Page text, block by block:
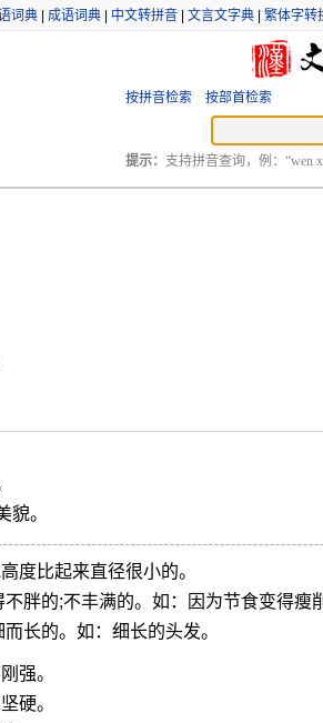
词典 成语词典 中文转拼音 文言文字典 繁体字转
按拼音检索 按部首检索
提示： 支持拼音查询，例：“wen
貌。
度比起来直径很小的。
不胖的;不丰满的。如：因为节食变得瘦
长的。如：细长的头发。
强。
硬。